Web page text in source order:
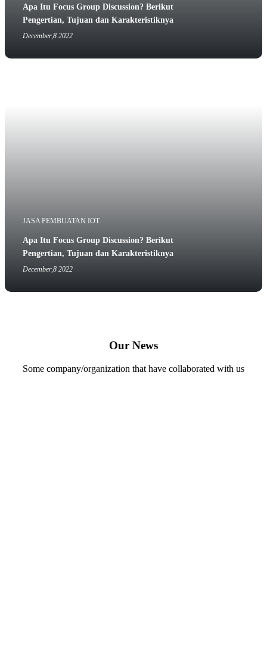
Apa Itu Focus Group Discussion? Berikut
Pengertian, Tujuan dan Karakteristiknya
December,8 2022
JASA PEMBUATAN IOT
Apa Itu Focus Group Discussion? Berikut
Pengertian, Tujuan dan Karakteristiknya
December,8 2022
Our News
Some company/organization that have collaborated with us